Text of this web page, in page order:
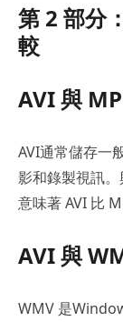
第 2 部分
較
AVI 與
AVI通常儲存一
影和錄製視訊
意味著 AVI 比
AVI 與
WMV 是